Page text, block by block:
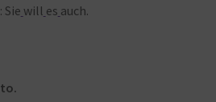
will es auch.